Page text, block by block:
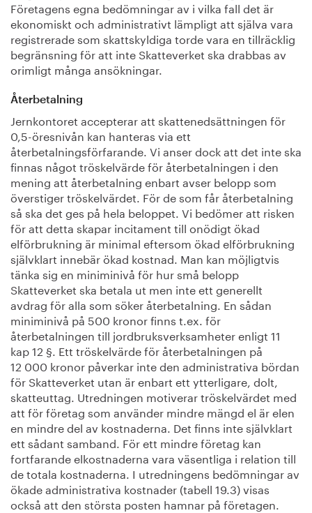
Företagens egna bedömningar av i vilka fall det är
ekonomiskt och administrativt lämpligt att själva vara
registrerade som skattskyldiga torde vara en tillräcklig
begränsning för att inte Skatteverket ska drabbas av
orimligt många ansökningar.
Återbetalning
Jernkontoret accepterar att skattenedsättningen för
0,5-öresnivån kan hanteras via ett
återbetalningsförfarande. Vi anser dock att det inte ska
finnas något tröskelvärde för återbetalningen i den
mening att återbetalning enbart avser belopp som
överstiger tröskelvärdet. För de som får återbetalning
så ska det ges på hela beloppet. Vi bedömer att risken
för att detta skapar incitament till onödigt ökad
elförbrukning är minimal eftersom ökad elförbrukning
självklart innebär ökad kostnad. Man kan möjligtvis
tänka sig en miniminivå för hur små belopp
Skatteverket ska betala ut men inte ett generellt
avdrag för alla som söker återbetalning. En sådan
miniminivå på 500 kronor finns t.ex. för
återbetalningen till jordbruksverksamheter enligt 11
kap 12 §. Ett tröskelvärde för återbetalningen på
12 000 kronor påverkar inte den administrativa bördan
för Skatteverket utan är enbart ett ytterligare, dolt,
skatteuttag. Utredningen motiverar tröskelvärdet med
att för företag som använder mindre mängd el är elen
en mindre del av kostnaderna. Det finns inte självklart
ett sådant samband. För ett mindre företag kan
fortfarande elkostnaderna vara väsentliga i relation till
de totala kostnaderna. I utredningens bedömningar av
ökade administrativa kostnader (tabell 19.3) visas
också att den största posten hamnar på företagen.